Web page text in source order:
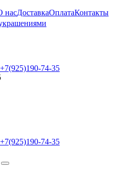
насДоставкаОплатаКонтакты
74-35
74-35